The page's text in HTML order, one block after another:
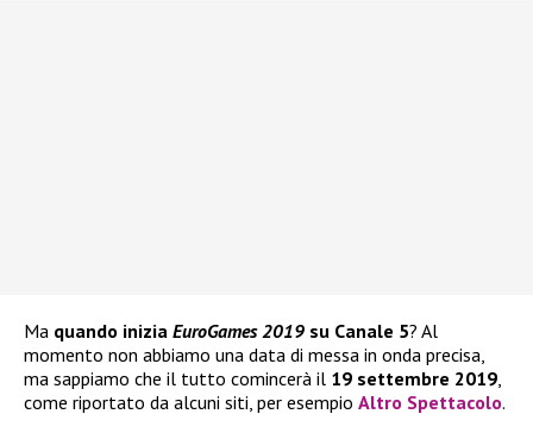
Ma quando inizia EuroGames 2019 su Canale 5? Al
momento non abbiamo una data di messa in onda precisa,
ma sappiamo che il tutto comincerà il 19 settembre 2019,
come riportato da alcuni siti, per esempio Altro Spettacolo.